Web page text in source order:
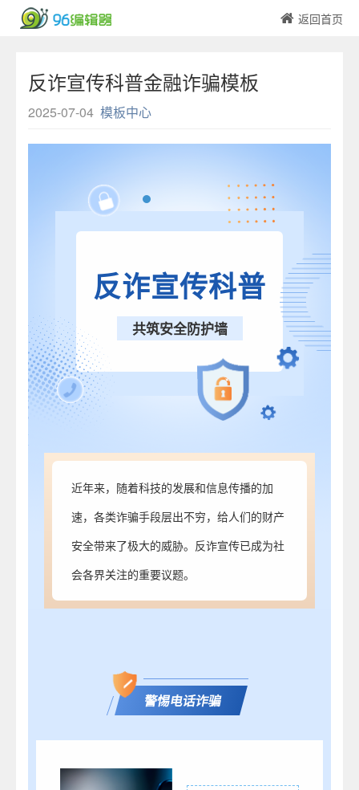
返回首页
反诈宣传科普金融诈骗模板
2025-07-04 模板中心
反诈宣传科普
共筑安全防护墙
近年来，随着科技的发展和信息传播的加
速，各类诈骗手段层出不穷，给人们的财产
安全带来了极大的威胁。反诈宣传已成为社
会各界关注的重要议题。
警惕电话诈骗